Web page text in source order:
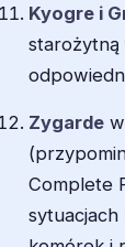
Kyogre i
starożytną
Zygarde
Complete